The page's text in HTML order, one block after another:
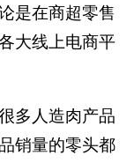
是在商超零售
大线上电商平
多人造肉产品
销量的零头都